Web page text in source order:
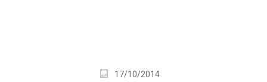
17/10/2014